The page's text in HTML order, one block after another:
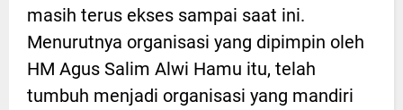
masih terus ekses sampai saat ini.
Menurutnya organisasi yang dipimpin oleh
HM Agus Salim Alwi Hamu itu, telah
tumbuh menjadi organisasi yang mandiri